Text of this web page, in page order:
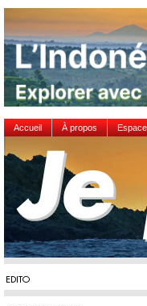
Accueil À propos
EDITO